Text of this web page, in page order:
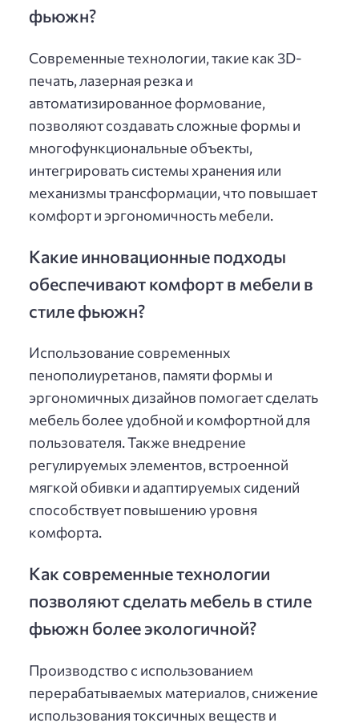
фьюжн?
Современные технологии, такие как 3D-
печать, лазерная резка и
автоматизированное формование,
позволяют создавать сложные формы и
многофункциональные объекты,
интегрировать системы хранения или
механизмы трансформации, что повышает
комфорт и эргономичность мебели.
Какие инновационные подходы
обеспечивают комфорт в мебели в
стиле фьюжн?
Использование современных
пенополиуретанов, памяти формы и
эргономичных дизайнов помогает сделать
мебель более удобной и комфортной для
пользователя. Также внедрение
регулируемых элементов, встроенной
мягкой обивки и адаптируемых сидений
способствует повышению уровня
комфорта.
Как современные технологии
позволяют сделать мебель в стиле
фьюжн более экологичной?
Производство с использованием
перерабатываемых материалов, снижение
использования токсичных веществ и